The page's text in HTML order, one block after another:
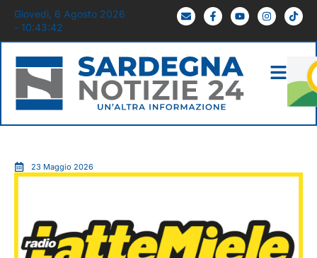
Giovedì, 6 Agosto 2026
- 10:43:43
23 Maggio 2026